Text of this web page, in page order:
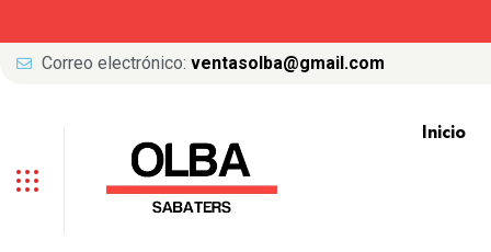
Correo electrónico: ventasolba@gmail.com
Inicio